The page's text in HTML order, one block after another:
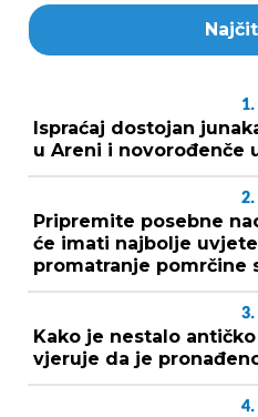
1.
Ispraćaj dostojan
u Areni i novorođenče
2.
Pripremite posebne
će imati najbolje
promatranje pomrčine
3.
Kako je nestalo
vjeruje da je
4.